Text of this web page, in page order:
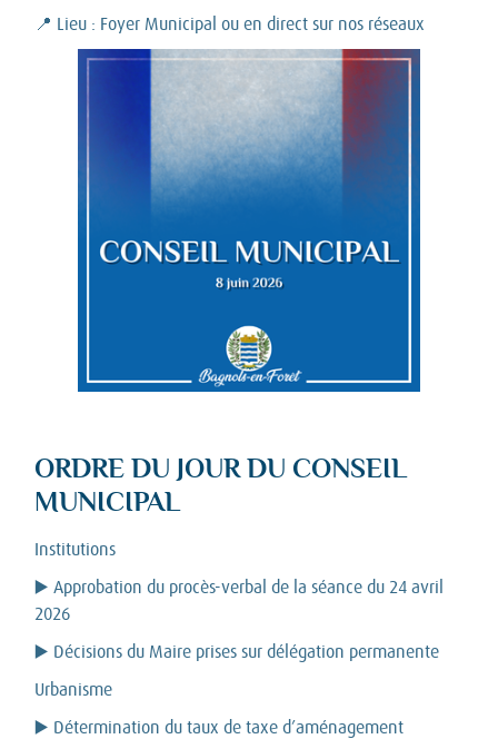
📍 Lieu : Foyer Municipal ou en direct sur nos réseaux
ORDRE DU JOUR DU CONSEIL
MUNICIPAL
Institutions
▶️ Approbation du procès-verbal de la séance du 24 avril
2026
▶️ Décisions du Maire prises sur délégation permanente
Urbanisme
▶️ Détermination du taux de taxe d’aménagement